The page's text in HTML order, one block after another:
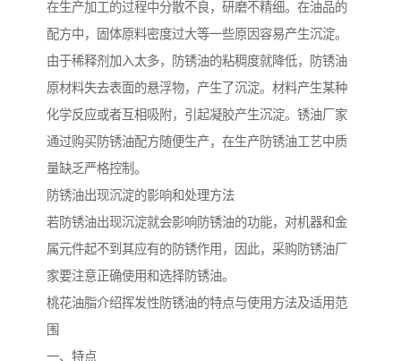
在生产加工的过程中分散不良，研磨不精细。在油品的
配方中，固体原料密度过大等一些原因容易产生沉淀。
由于稀释剂加入太多，防锈油的粘稠度就降低，防锈油
原材料失去表面的悬浮物，产生了沉淀。材料产生某种
化学反应或者互相吸附，引起凝胶产生沉淀。锈油厂家
通过购买防锈油配方随便生产，在生产防锈油工艺中质
量缺乏严格控制。
防锈油出现沉淀的影响和处理方法
若防锈油出现沉淀就会影响防锈油的功能，对机器和金
属元件起不到其应有的防锈作用，因此，采购防锈油厂
家要注意正确使用和选择防锈油。
桃花油脂介绍挥发性防锈油的特点与使用方法及适用范
围
一、特点